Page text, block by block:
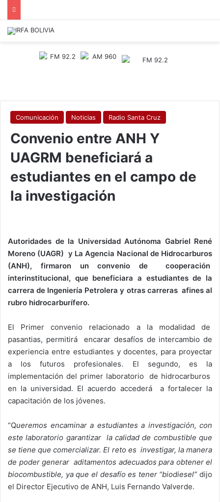
Comunicación Noticias Radio Santa Cruz
Convenio entre ANH Y
UAGRM beneficiará a
estudiantes en el campo de
la investigación
Autoridades de la Universidad Autónoma Gabriel René
Moreno (UAGR) y La Agencia Nacional de Hidrocarburos
(ANH), firmaron un convenio de cooperación
interinstitucional, que beneficiara a estudiantes de la
carrera de Ingeniería Petrolera y otras carreras afines al
rubro hidrocarburífero.
El Primer convenio relacionado a la modalidad de
pasantias, permitirá encarar desafíos de intercambio de
experiencia entre estudiantes y docentes, para proyectar
a los futuros profesionales. El segundo, es la
implementación del primer laboratorio de hidrocarburos
en la universidad. El acuerdo accederá a fortalecer la
capacitación de los jóvenes.
“Queremos encaminar a estudiantes a investigación, con
este laboratorio garantizar la calidad de combustible que
se tiene que comercializar. El reto es investigar, la manera
de poder generar aditamentos adecuados para obtener el
biocombustible, ya que el desafío es tener “biodiesel” dijo
el Director Ejecutivo de ANH, Luis Fernando Valverde.